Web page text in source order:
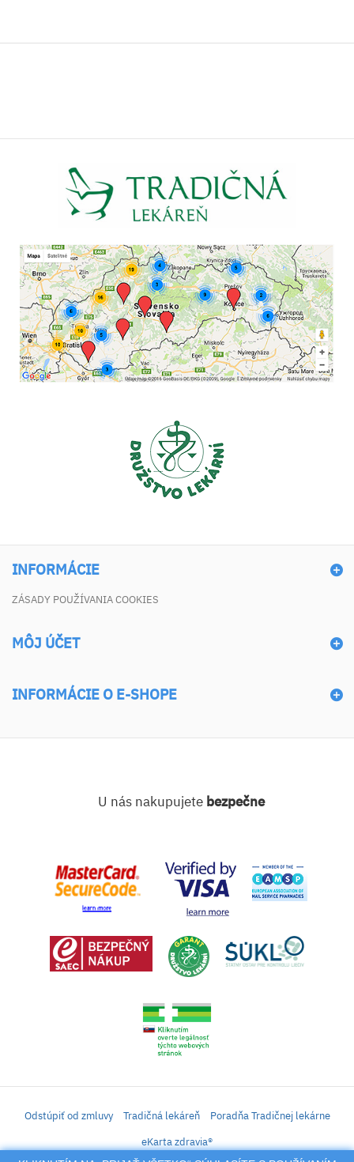
INFORMÁCIE
ZÁSADY POUŽÍVANIA COOKIES
MÔJ ÚČET
INFORMÁCIE O E-SHOPE
U nás nakupujete bezpečne
Odstúpiť od zmluvy Tradičná lekáreň
Poradňa Tradičnej lekárne
eKarta zdravia®